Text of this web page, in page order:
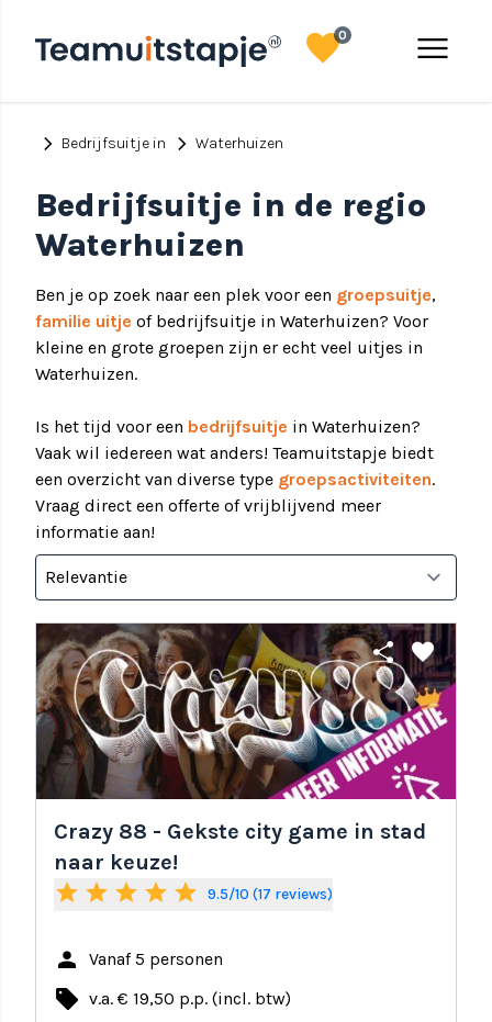
menu
favorite0
chevron_right Bedrijfsuitje in chevron_right Waterhuizen
Bedrijfsuitje in de regio
Waterhuizen
Ben je op zoek naar een plek voor een groepsuitje,
familie uitje of bedrijfsuitje in Waterhuizen? Voor
kleine en grote groepen zijn er echt veel uitjes in
Waterhuizen.
Is het tijd voor een bedrijfsuitje in Waterhuizen?
Vaak wil iedereen wat anders! Teamuitstapje biedt
een overzicht van diverse type groepsactiviteiten.
Vraag direct een offerte of vrijblijvend meer
informatie aan!
share favorite
Crazy 88 - Gekste city game in stad
naar keuze!
star star star star star 9.5/10 (17 reviews)
person Vanaf 5 personen
local_offer v.a. € 19,50 p.p. (incl. btw)